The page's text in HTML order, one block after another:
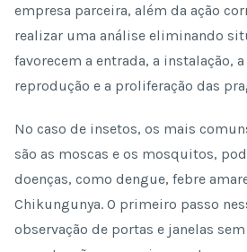
empresa parceira, além da ação
realizar uma análise eliminando
favorecem a entrada, a instalação,
reprodução e a proliferação das
No caso de insetos, os mais
são as moscas e os mosquitos,
doenças, como dengue, febre
Chikungunya. O primeiro passo
observação de portas e janelas